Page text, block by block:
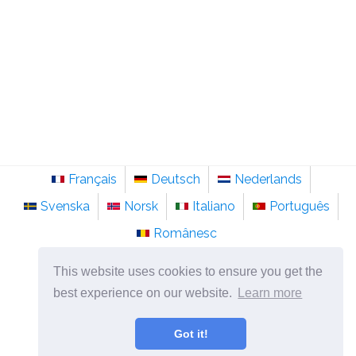
This website uses cookies to ensure you get the
best experience on our website.
Learn more
Got it!
Français Deutsch
Nederlands
Svenska
Norsk Italiano
Português
Românesc
©2026nl.sainte-anastasie.org
Psychologie, filosofie en denken over het leven.